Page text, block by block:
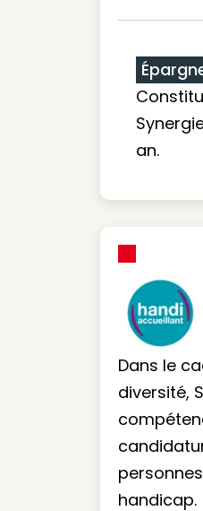
an.
Dans le
diversité,
handicap.